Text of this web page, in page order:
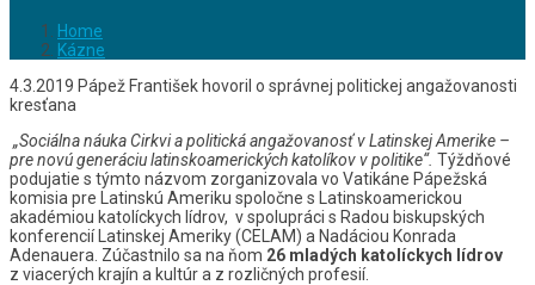
Home
Kázne
4.3.2019 Pápež František hovoril o správnej politickej angažovanosti
kresťana
„Sociálna náuka Cirkvi a politická angažovanosť v Latinskej Amerike –
pre novú generáciu latinskoamerických katolíkov v politike“. Týždňové
podujatie s týmto názvom zorganizovala vo Vatikáne Pápežská
komisia pre Latinskú Ameriku spoločne s Latinskoamerickou
akadémiou katolíckych lídrov, v spolupráci s Radou biskupských
konferencií Latinskej Ameriky (CELAM) a Nadáciou Konrada
Adenauera. Zúčastnilo sa na ňom 26 mladých katolíckych lídrov
z viacerých krajín a kultúr a z rozličných profesií.